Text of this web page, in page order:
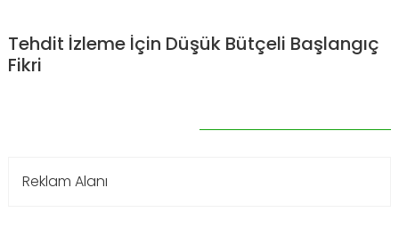
Tehdit İzleme İçin Düşük Bütçeli Başlangıç
Fikri
Reklam Alanı